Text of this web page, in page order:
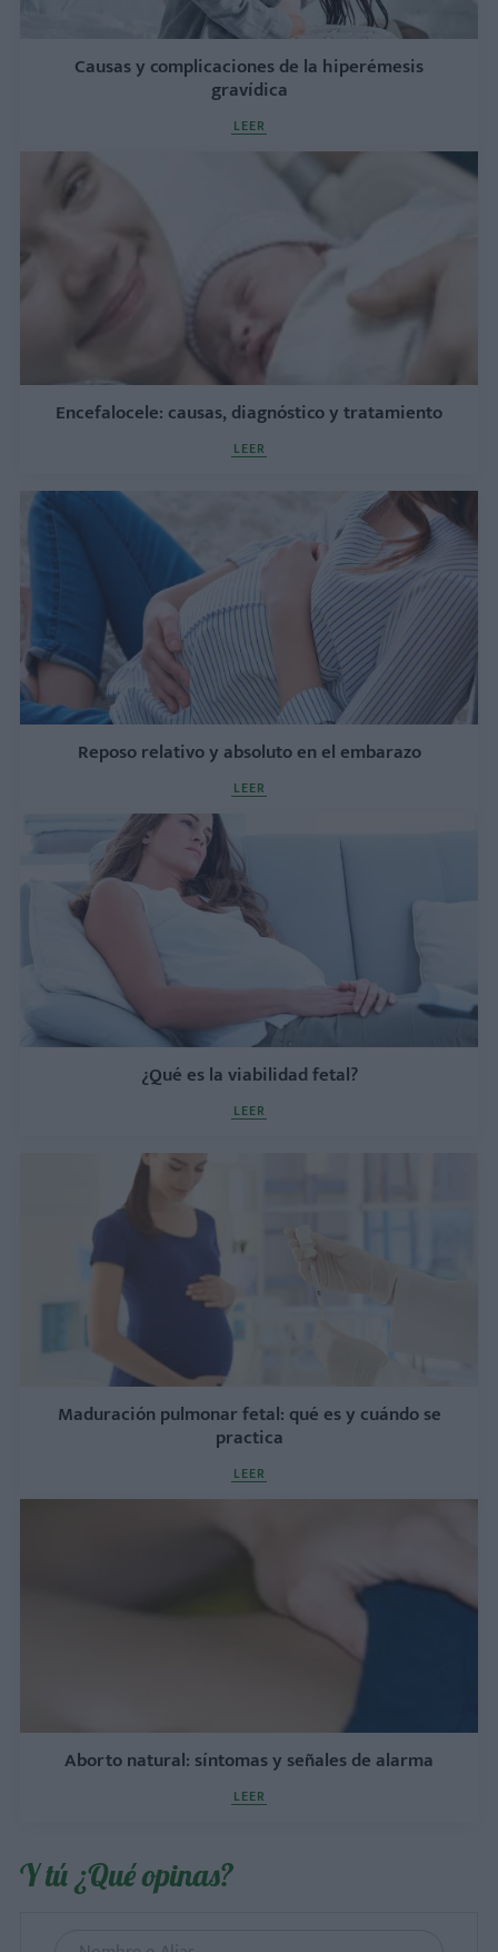
Causas y complicaciones de la hiperémesis
gravídica
LEER
Encefalocele: causas, diagnóstico y tratamiento
LEER
Reposo relativo y absoluto en el embarazo
LEER
¿Qué es la viabilidad fetal?
LEER
Maduración pulmonar fetal: qué es y cuándo se
practica
LEER
Aborto natural: síntomas y señales de alarma
LEER
Y tú ¿Qué opinas?